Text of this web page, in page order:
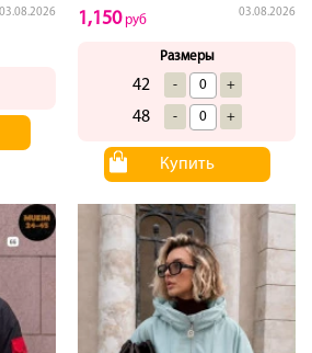
03.08.2026 03.08.2026
1,150руб
Размеры
42 - +
48 - +
Купить